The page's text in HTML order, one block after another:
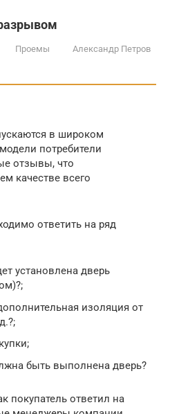
Проемы Александр Петров
в широком
потребители
отзывы, что
качестве всего
ответить на ряд
установлена дверь
изоляция от
быть выполнена дверь?
покупатель ответил на